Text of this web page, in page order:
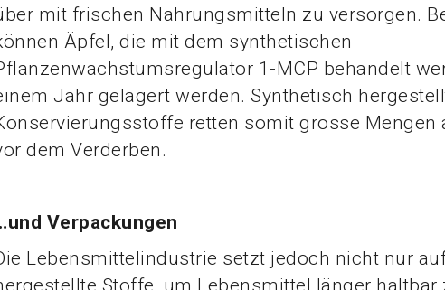
mit frischen Nahrungsmitteln zu versorgen.
Äpfel, die mit dem synthetischen
1-MCP behandelt
Jahr gelagert werden. Synthetisch
retten somit grosse Mengen
dem Verderben.
Verpackungen
Lebensmittelindustrie setzt jedoch nicht nur